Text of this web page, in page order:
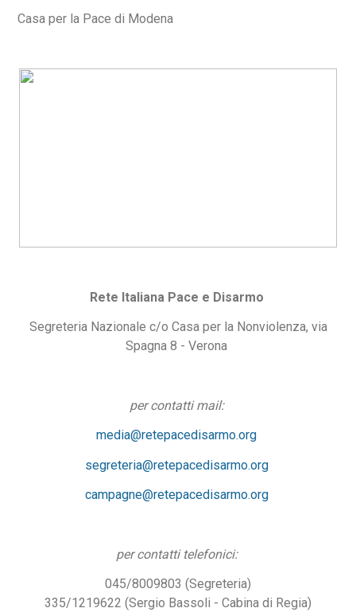
Casa per la Pace di Modena
Rete Italiana Pace e Disarmo
Segreteria Nazionale c/o Casa per la Nonviolenza, via
Spagna 8 - Verona
per contatti mail:
media@retepacedisarmo.org
segreteria@retepacedisarmo.org
campagne@retepacedisarmo.org
per contatti telefonici:
045/8009803 (Segreteria)
335/1219622 (Sergio Bassoli - Cabina di Regia)